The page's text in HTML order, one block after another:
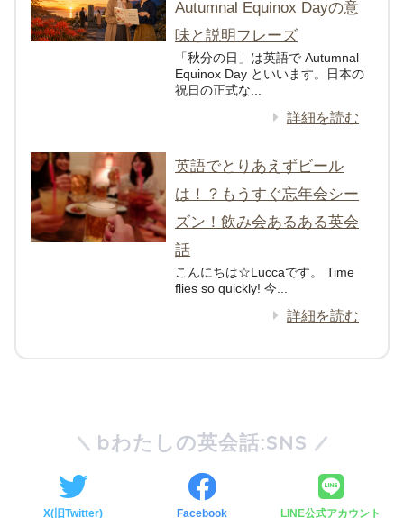
Autumnal Equinox Dayの意
味と説明フレーズ
「秋分の日」は英語で Autumnal
Equinox Day といいます。日本の
祝日の正式な...
詳細を読む
英語でとりあえずビール
は！？もうすぐ忘年会シー
ズン！飲み会あるある英会
話
こんにちは☆Luccaです。 Time
flies so quickly! 今...
詳細を読む
bわたしの英会話:SNS
X(旧Twitter) Facebook LINE公式アカウント